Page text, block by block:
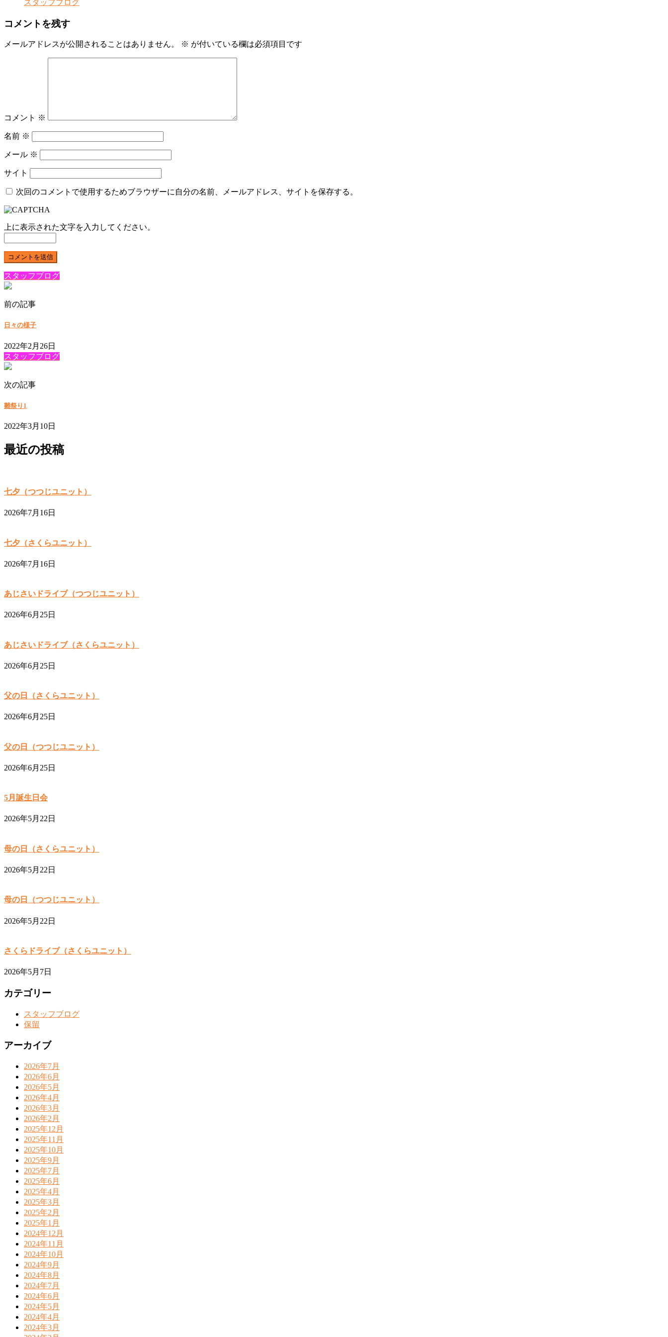
スタッフブログ
コメントを残す
メールアドレスが公開されることはありません。 ※ が付いている欄は必須項目です
コメント ※
名前 ※
メール ※
サイト
次回のコメントで使用するためブラウザーに自分の名前、メールアドレス、サイトを保存する。
上に表示された文字を入力してください。
スタッフブログ
前の記事
日々の様子
2022年2月26日
スタッフブログ
次の記事
雛祭り1
2022年3月10日
最近の投稿
七夕（つつじユニット）
2026年7月16日
七夕（さくらユニット）
2026年7月16日
あじさいドライブ（つつじユニット）
2026年6月25日
あじさいドライブ（さくらユニット）
2026年6月25日
父の日（さくらユニット）
2026年6月25日
父の日（つつじユニット）
2026年6月25日
5月誕生日会
2026年5月22日
母の日（さくらユニット）
2026年5月22日
母の日（つつじユニット）
2026年5月22日
さくらドライブ（さくらユニット）
2026年5月7日
カテゴリー
スタッフブログ
保留
アーカイブ
2026年7月
2026年6月
2026年5月
2026年4月
2026年3月
2026年2月
2025年12月
2025年11月
2025年10月
2025年9月
2025年7月
2025年6月
2025年4月
2025年3月
2025年2月
2025年1月
2024年12月
2024年11月
2024年10月
2024年9月
2024年8月
2024年7月
2024年6月
2024年5月
2024年4月
2024年3月